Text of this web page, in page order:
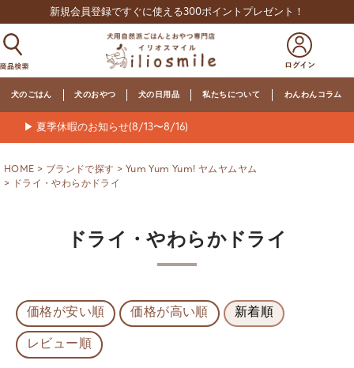
新規会員登録ですぐに使える300ポイントプレゼント！
犬のごはん 犬のおやつ 犬の日用品 私たちについて わんわんコラム
▶ 夏季休暇のお知らせ(8/13〜8/16)
HOME ブランドで探す
Yum Yum Yum! ヤムヤムヤム
ドライ・やわらかドライ
ドライ・やわらかドライ
価格が安い順 価格が高い順 新着順
レビュー順